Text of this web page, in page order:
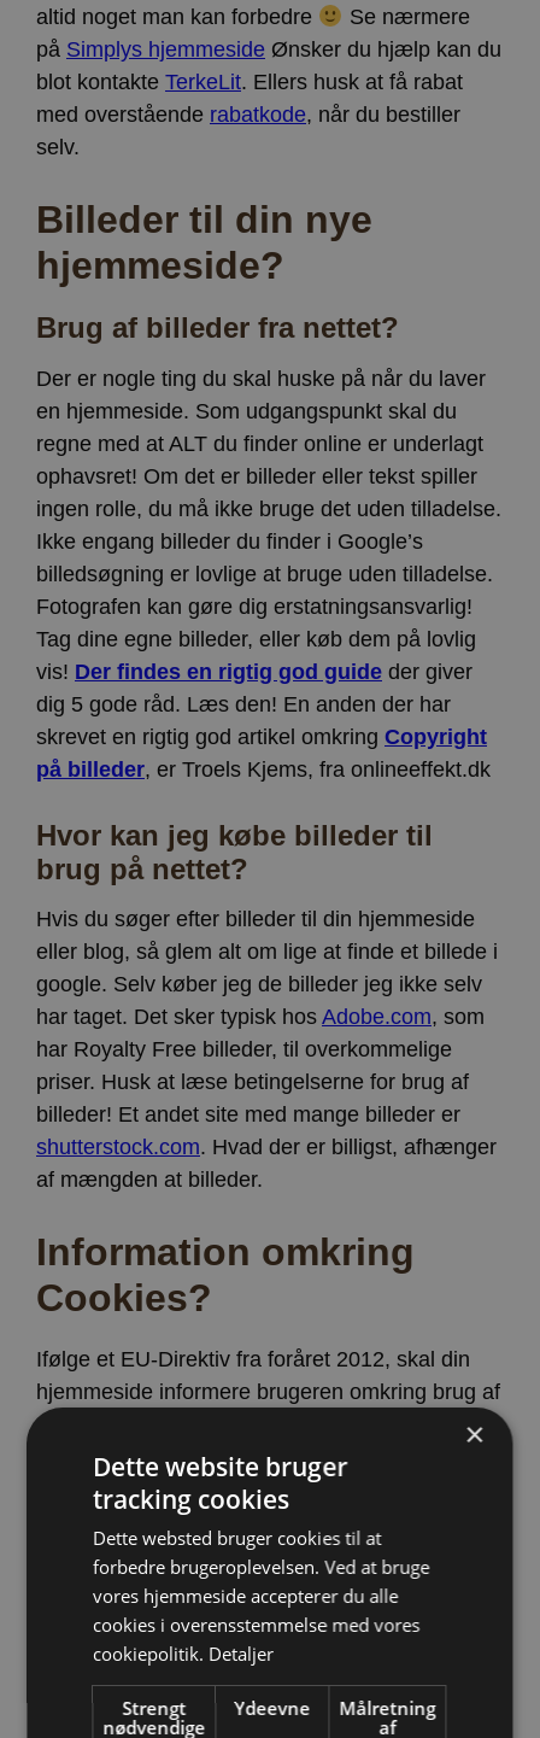
altid noget man kan forbedre
Se nærmere
på Simplys hjemmeside Ønsker du hjælp kan du
blot kontakte TerkeLit. Ellers husk at få rabat
med overstående rabatkode, når du bestiller
selv.
Billeder til din nye
hjemmeside?
Brug af billeder fra nettet?
Der er nogle ting du skal huske på når du laver
en hjemmeside. Som udgangspunkt skal du
regne med at ALT du finder online er underlagt
ophavsret! Om det er billeder eller tekst spiller
ingen rolle, du må ikke bruge det uden tilladelse.
Ikke engang billeder du finder i Google’s
billedsøgning er lovlige at bruge uden tilladelse.
Fotografen kan gøre dig erstatningsansvarlig!
Tag dine egne billeder, eller køb dem på lovlig
vis! Der findes en rigtig god guide der giver
dig 5 gode råd. Læs den! En anden der har
skrevet en rigtig god artikel omkring Copyright
på billeder, er Troels Kjems, fra onlineeffekt.dk
Hvor kan jeg købe billeder til
brug på nettet?
Hvis du søger efter billeder til din hjemmeside
eller blog, så glem alt om lige at finde et billede i
google. Selv køber jeg de billeder jeg ikke selv
har taget. Det sker typisk hos Adobe.com, som
har Royalty Free billeder, til overkommelige
priser. Husk at læse betingelserne for brug af
billeder! Et andet site med mange billeder er
shutterstock.com. Hvad der er billigst, afhænger
af mængden at billeder.
Information omkring
Cookies?
Ifølge et EU-Direktiv fra foråret 2012, skal din
hjemmeside informere brugeren omkring brug af
Cookies på din side. Det skal ske ved aktivt
samtykke. Dvs. at din gæst på hjemmesiden,
skal have mulighed for at fravælge cookies. Den
pågældende regel gælder alle hjemmesider i EU
der benytter cookies, samt alle hjemmesider i
resten af verden, der er målrettet mod det
europæiske marked. Jeg har testet en række
forsekellige værktøjer til at informere og
begrænse cookies. DanskeCookiebot.com
min favorit men mest du får en bedre pris hos
×
Dette website bruger
tracking cookies
Dette websted bruger cookies til at
forbedre brugeroplevelsen. Ved at bruge
vores hjemmeside accepterer du alle
cookies i overensstemmelse med vores
cookiepolitik. Detaljer
Strengt
nødvendige
Ydeevne
Målretning
af